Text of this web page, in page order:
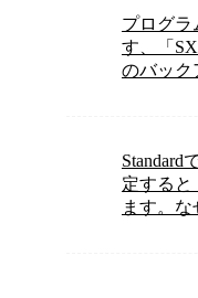
プログラ
す、「
のバック
Standard
定すると
ます。な